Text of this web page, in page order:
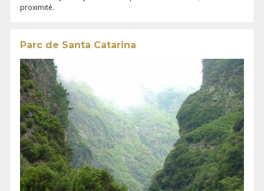
proximité.
Parc de Santa Catarina